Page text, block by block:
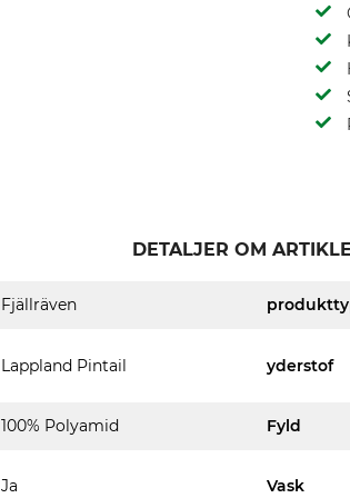
DETALJER OM
Fjällräven
Lappland Pintail yderstof
100% Polyamid Fyld
Ja Vask